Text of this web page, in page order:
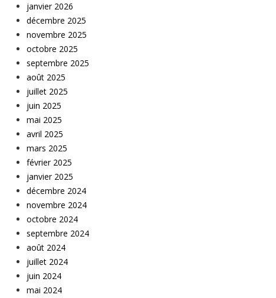
janvier 2026
décembre 2025
novembre 2025
octobre 2025
septembre 2025
août 2025
juillet 2025
juin 2025
mai 2025
avril 2025
mars 2025
février 2025
janvier 2025
décembre 2024
novembre 2024
octobre 2024
septembre 2024
août 2024
juillet 2024
juin 2024
mai 2024